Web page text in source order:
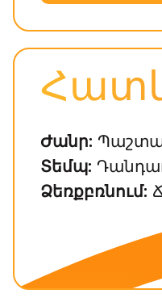
Ժանր:
Տեմպ:
Ձեռքբռնում: